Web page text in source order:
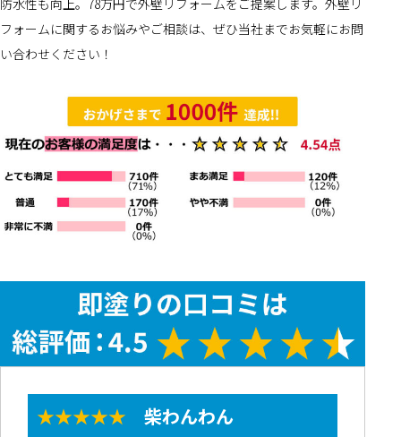
防水性も向上。78万円で外壁リフォームをご提案します。外壁リ
フォームに関するお悩みやご相談は、ぜひ当社までお気軽にお問
い合わせください！
★★★★★ 柴わんわん